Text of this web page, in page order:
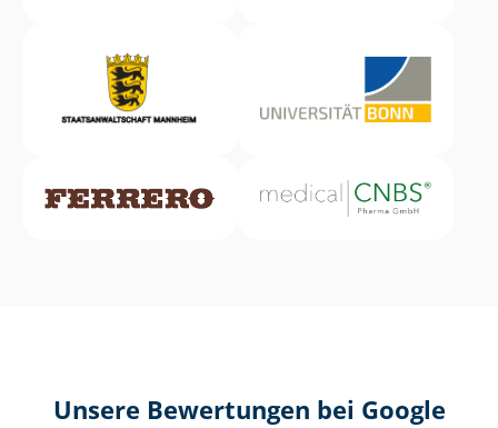
Unsere Bewertungen bei Google